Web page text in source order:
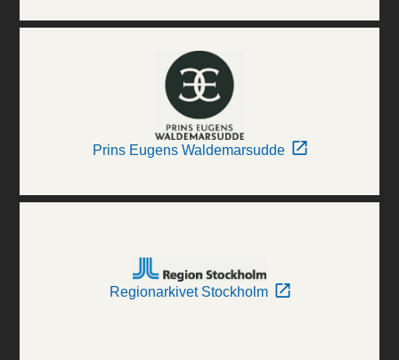
Prins Eugens Waldemarsudde
Regionarkivet Stockholm